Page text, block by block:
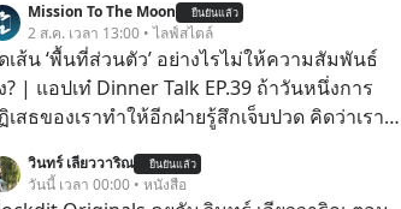
Mission To The Moon ยืนยันแล้ว
2 ส.ค. เวลา 13:00 • ไลฟ์สไตล์
เส้น ‘พื้นที่ส่วนตัว’ อย่างไรไม่ให้ความสัมพันธ์
? | แอปเท๋ Dinner Talk EP.39 ถ้าวันหนึ่งการ
เสธของเราทำให้อีกฝ่ายรู้สึกเจ็บปวด คิดว่าเรา
เคยปฏิเสธใครอย่างนี้มาก่อน แต่พอตั้งใจจะ
ร้างขอบเขต’ เพื่อตัวเองดูสักครั้ง กลับทำให้เกิด
วินทร์ เลียววาริณ ยืนยันแล้ว
วันนี้ เวลา 00:00 • หนังสือ